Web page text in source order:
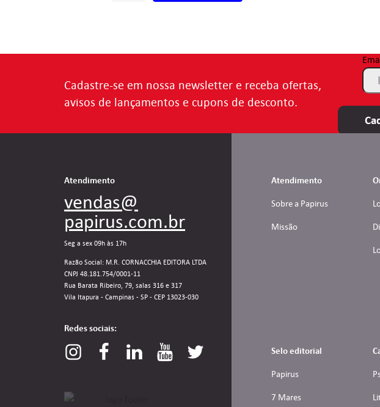
Cadastre-se em nossa newsletter e receba ofertas,
avisos de lançamentos e cupons de desconto.
Atendimento
vendas@
papirus.com.br
Seg a sex 09h às 17h
Razão Social: M.R. CORNACCHIA EDITORA LTDA
CNPJ 48.181.754/0001-11
Rua Barata Ribeiro, 79, salas 316 e 317
Vila Itapura - Campinas - SP - CEP 13023-030
Redes sociais:
Atendimento
Sobre a Papirus
Missão
Selo editorial
Papirus
7 Mares